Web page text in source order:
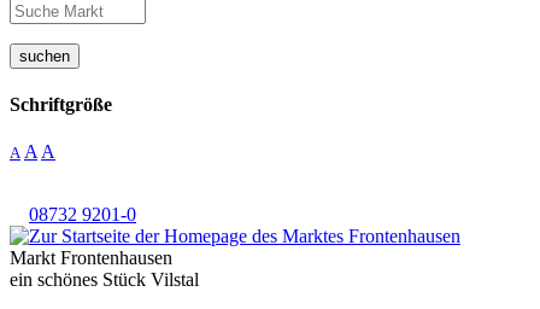
suchen
Schriftgröße
A A A
08732 9201-0
Markt Frontenhausen
ein schönes Stück Vilstal